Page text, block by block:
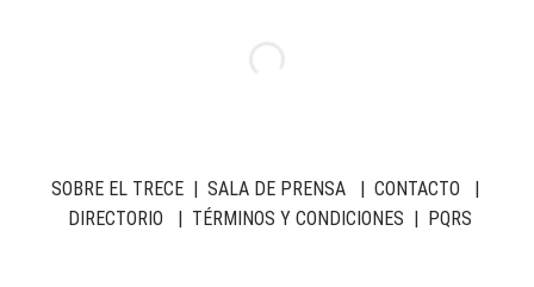
SOBRE EL TRECE| SALA DE PRENSA| CONTACTO |
DIRECTORIO | TÉRMINOS Y CONDICIONES | PQRS